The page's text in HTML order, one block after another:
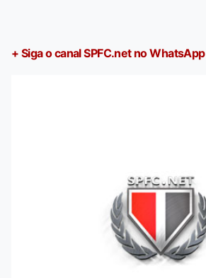
+ Siga o canal SPFC.net no WhatsApp